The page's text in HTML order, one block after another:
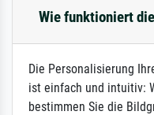
Wie funktioniert
Die Personalisierung
ist einfach und intuitiv:
bestimmen Sie die